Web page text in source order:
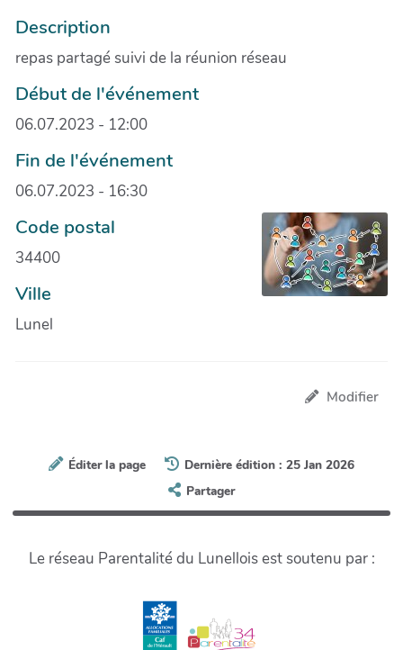
Description
repas partagé suivi de la réunion réseau
Début de l'événement
06.07.2023 - 12:00
Fin de l'événement
06.07.2023 - 16:30
Code postal
34400
Ville
Lunel
Modifier
Éditer la page
Dernière édition : 25 Jan 2026
Partager
Le réseau Parentalité du Lunellois est soutenu par :